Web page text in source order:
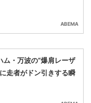
ABEMA
ム・万波の“爆肩レーザ
走者がドン引きする瞬